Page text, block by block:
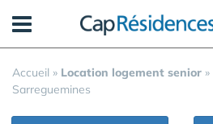
Accueil » Location logement senior »
Sarreguemines